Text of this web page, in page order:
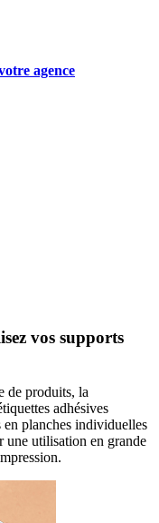
agence
vos supports
de produits, la
adhésives
en planches individuelles
une utilisation en grande